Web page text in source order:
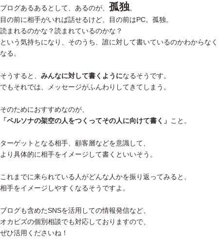
ブログあるあるとして、あるのが、 孤独。
目の前に相手がいれば話せるけど、目の前はPC。孤独。
読まれるのかな？読まれているのかな？
という気持ちになり、そのうち、誰に対して書いているのかわからなく
なる。
そうすると、 みんなに対して書くようになるそうです。
でもそれでは、メッセージがふんわりしてきてしまう。
そのためにおすすめなのが、
「ペルソナの架空の人をつくってその人に向けて書く」 こと。
ターゲットとなる相手、顧客層などを意識して、
より具体的に相手をイメージして書くといいそう。
これまでに来られている人がどんな人かを振り返ってみると、
相手をイメージしやすくなるそうですよ。
ブログも含めたSNSを活用しての情報発信など、
オカビズの個別相談でも対応しておりますので、
ぜひ活用くださいね！